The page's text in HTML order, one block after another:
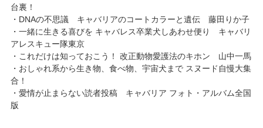
台裏！
・DNAの不思議 キャバリアのコートカラーと遺伝 藤田りか子
・一緒に生きる喜びを キャバレス卒業犬しあわせ便り キャバリ
アレスキュー隊東京
・これだけは知っておこう！ 改正動物愛護法のキホン 山中一馬
・おしゃれ系から生き物、食べ物、宇宙犬まで スヌード自慢大集
合！
・愛情が止まらない読者投稿 キャバリア フォト・アルバム全国
版